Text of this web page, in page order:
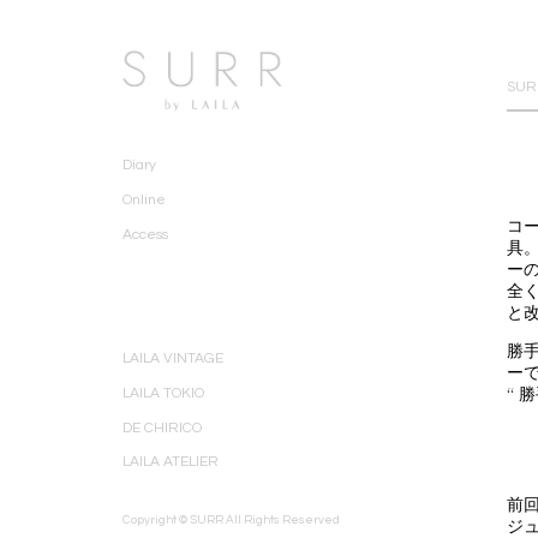
Diary
Online
Access
LAILA VINTAGE
LAILA TOKIO
DE CHIRICO
LAILA ATELIER
Copyright © SURR All Rights Reserved
コ
具
ー
全
と
勝
ー
“
前
ジ